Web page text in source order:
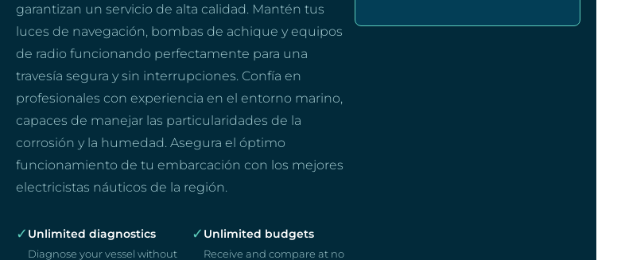
garantizan un servicio de alta calidad. Mantén tus
luces de navegación, bombas de achique y equipos
de radio funcionando perfectamente para una
travesía segura y sin interrupciones. Confía en
profesionales con experiencia en el entorno marino,
capaces de manejar las particularidades de la
corrosión y la humedad. Asegura el óptimo
funcionamiento de tu embarcación con los mejores
electricistas náuticos de la región.
✓ Unlimited diagnostics
Diagnose your vessel without
✓ Unlimited budgets
Receive and compare at no